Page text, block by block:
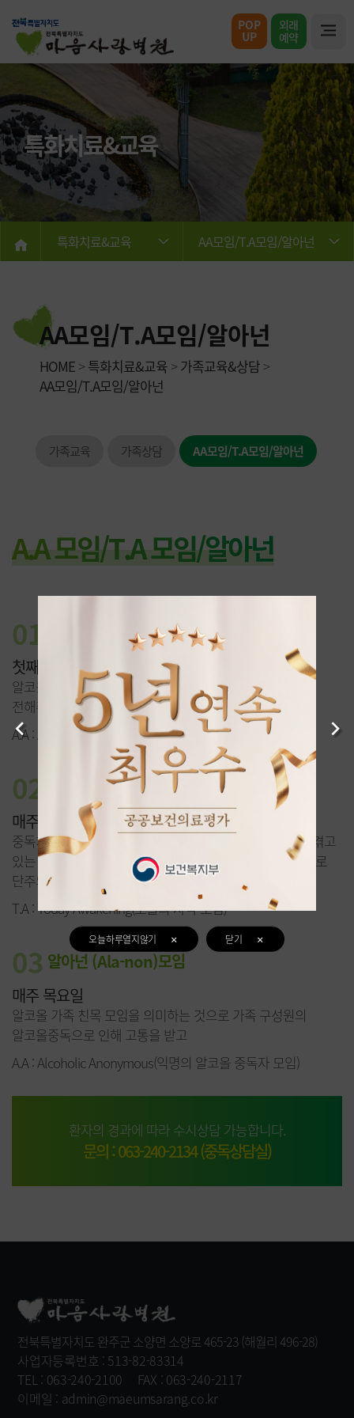
POP
UP
외래
예약
특화치료&교육
특화치료&교육 AA모임/T.A모임/알아넌
AA모임/T.A모임/알아넌
HOME > 특화치료&교육 > 가족교육&상담 >
AA모임/T.A모임/알아넌
가족교육 가족상담 AA모임/T.A모임/알아넌
A.A 모임/T.A 모임/알아넌
01
첫째, 셋째주 토요일
알코올중독에서 회복중인 멤버들이 그들의 단주경험을
전해주고 단주의지를 고취시킵니다.
A.A : Alcoholic Anonymous(익명의 알코올 중독자 모임)
02
매주 화·금요일
중독치료센터 내 자조모임의 하나로서 알코올중독문제를 겪고
있는 입원환자들과 외부 협심자들의 경험을 나누는 시간으로
단주의지를 유지하게 합니다.
T.A : Today Awakening(오늘의 자각 모임)
03 알아넌 (Ala-non)모임
매주 목요일
알코올 가족 친목 모임을 의미하는 것으로 가족 구성원의
알코올중독으로 인해 고통을 받고
A.A : Alcoholic Anonymous(익명의 알코올 중독자 모임)
환자의 경과에 따라 수시상담 가능합니다.
문의 : 063-240-2134 (중독상담실)
전북특별자치도 완주군 소양면 소양로 465-23 (해월리 496-28)
사업자등록번호 : 513-82-83314
TEL : 063-240-2100
FAX : 063-240-2117
이메일 : admin@maeumsarang.co.kr
Previous Next
오늘하루열지않기 닫기